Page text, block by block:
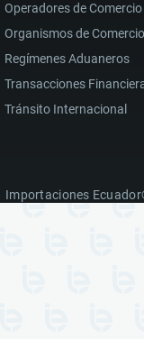
Operadores de
Organismos de
Regímenes Aduaneros
Transacciones
Tránsito Internacional
Importaciones